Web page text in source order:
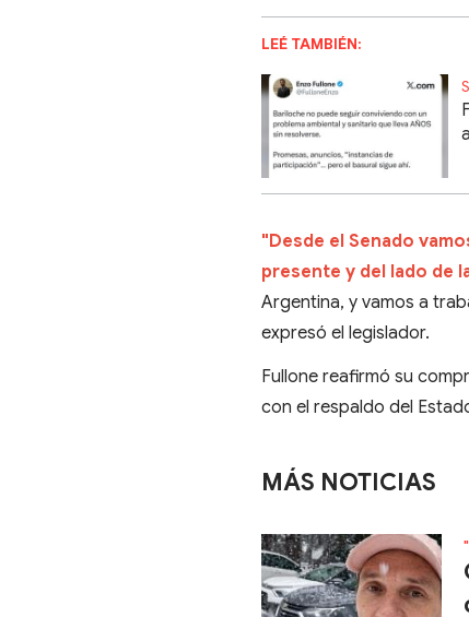
LEÉ TAMBIÉN:
"Desde el Senado
presente y del lado de
Argentina, y vamos a
expresó el legislador.
Fullone reafirmó su
con el respaldo del
MÁS NOTICIAS